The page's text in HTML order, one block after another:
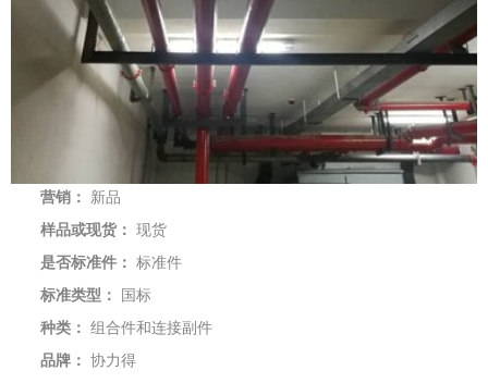
营销：
新品
样品或现货： 现货
是否标准件： 标准件
标准类型：
国标
种类： 组合件和连接副件
品牌： 协力得